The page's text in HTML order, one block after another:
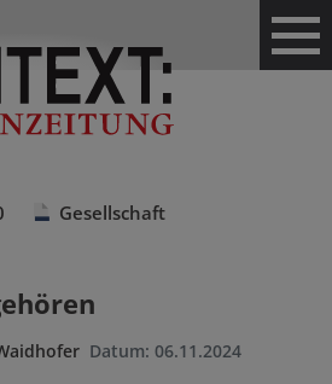
Gesellschaft
Datum: 06.11.2024